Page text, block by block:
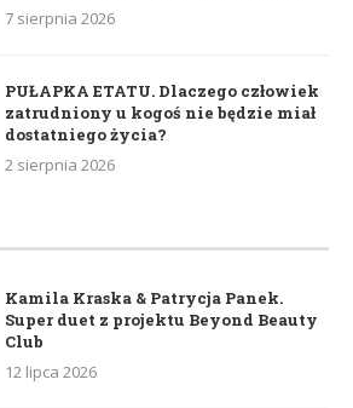
7 sierpnia 2026
PUŁAPKA ETATU. Dlaczego człowiek
zatrudniony u kogoś nie będzie miał
dostatniego życia?
2 sierpnia 2026
Kamila Kraska & Patrycja Panek.
Super duet z projektu Beyond Beauty
Club
12 lipca 2026